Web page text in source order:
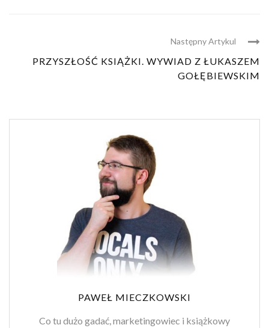
Następny Artykul
PRZYSZŁOŚĆ KSIĄŻKI. WYWIAD Z ŁUKASZEM
GOŁĘBIEWSKIM
PAWEŁ MIECZKOWSKI
Co tu dużo gadać, marketingowiec i książkowy